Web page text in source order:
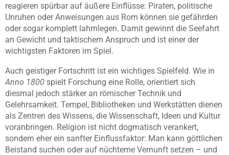
reagieren spürbar auf äußere Einflüsse: Piraten, politische
Unruhen oder Anweisungen aus Rom können sie gefährden
oder sogar komplett lahmlegen. Damit gewinnt die Seefahrt
an Gewicht und taktischem Anspruch und ist einer der
wichtigsten Faktoren im Spiel.
Auch geistiger Fortschritt ist ein wichtiges Spielfeld. Wie in
Anno 1800 spielt Forschung eine Rolle, orientiert sich
diesmal jedoch stärker an römischer Technik und
Gelehrsamkeit. Tempel, Bibliotheken und Werkstätten dienen
als Zentren des Wissens, die Wissenschaft, Ideen und Kultur
voranbringen. Religion ist nicht dogmatisch verankert,
sondern eher ein sanfter Einflussfaktor: Man kann göttlichen
Beistand suchen oder auf nüchterne Vernunft setzen – und